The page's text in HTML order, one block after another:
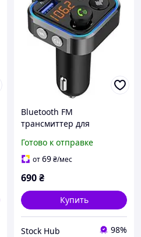
Bluetooth FM
трансмиттер для
BT23 Bluetooth FM
Transmitter for Car
адаптер
Готово к отправке
от69₴/мес
690₴
Купить
Stock Hub 98%